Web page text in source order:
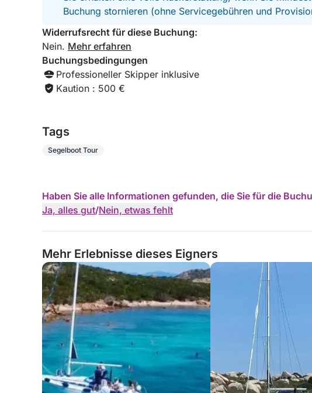
Buchung stornieren (ohne Servicegebühren und
Widerrufsrecht für diese Buchung:
Nein. Mehr erfahren
Buchungsbedingungen
Professioneller Skipper inklusive
Kaution : 500 €
Tags
Segelboot Tour
Haben Sie alle Informationen gefunden, die Sie für die
Ja, alles gut/Nein, etwas fehlt
Mehr Erlebnisse dieses Eigners